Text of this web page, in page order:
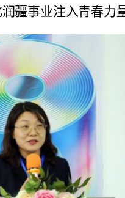
疆事业注入青春力量